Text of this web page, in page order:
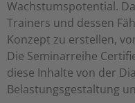
Wachstumspotential.
Trainers und dessen
Konzept zu erstellen,
Die Seminarreihe
diese Inhalte von der
Belastungsgestaltung